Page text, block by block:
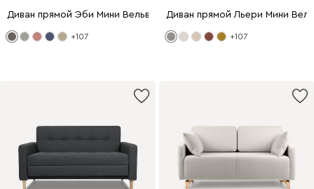
Диван прямой Эби Мини Вельвет Серый
+107
Диван прямой Льери Мини
+107